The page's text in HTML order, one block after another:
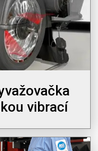
vibrací